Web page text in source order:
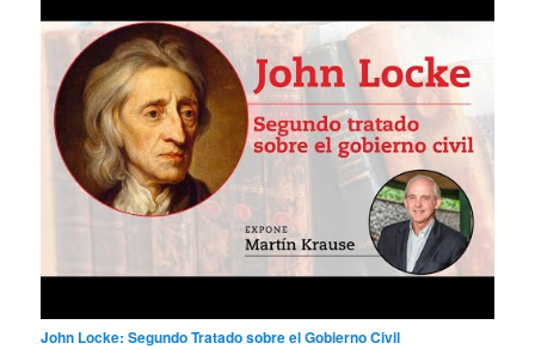
John Locke: Segundo Tratado sobre el Gobierno Civil